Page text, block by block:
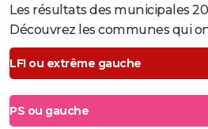
Les résultats des municipales
Découvrez les communes qui
LFI ou extrême gauche
PS ou gauche